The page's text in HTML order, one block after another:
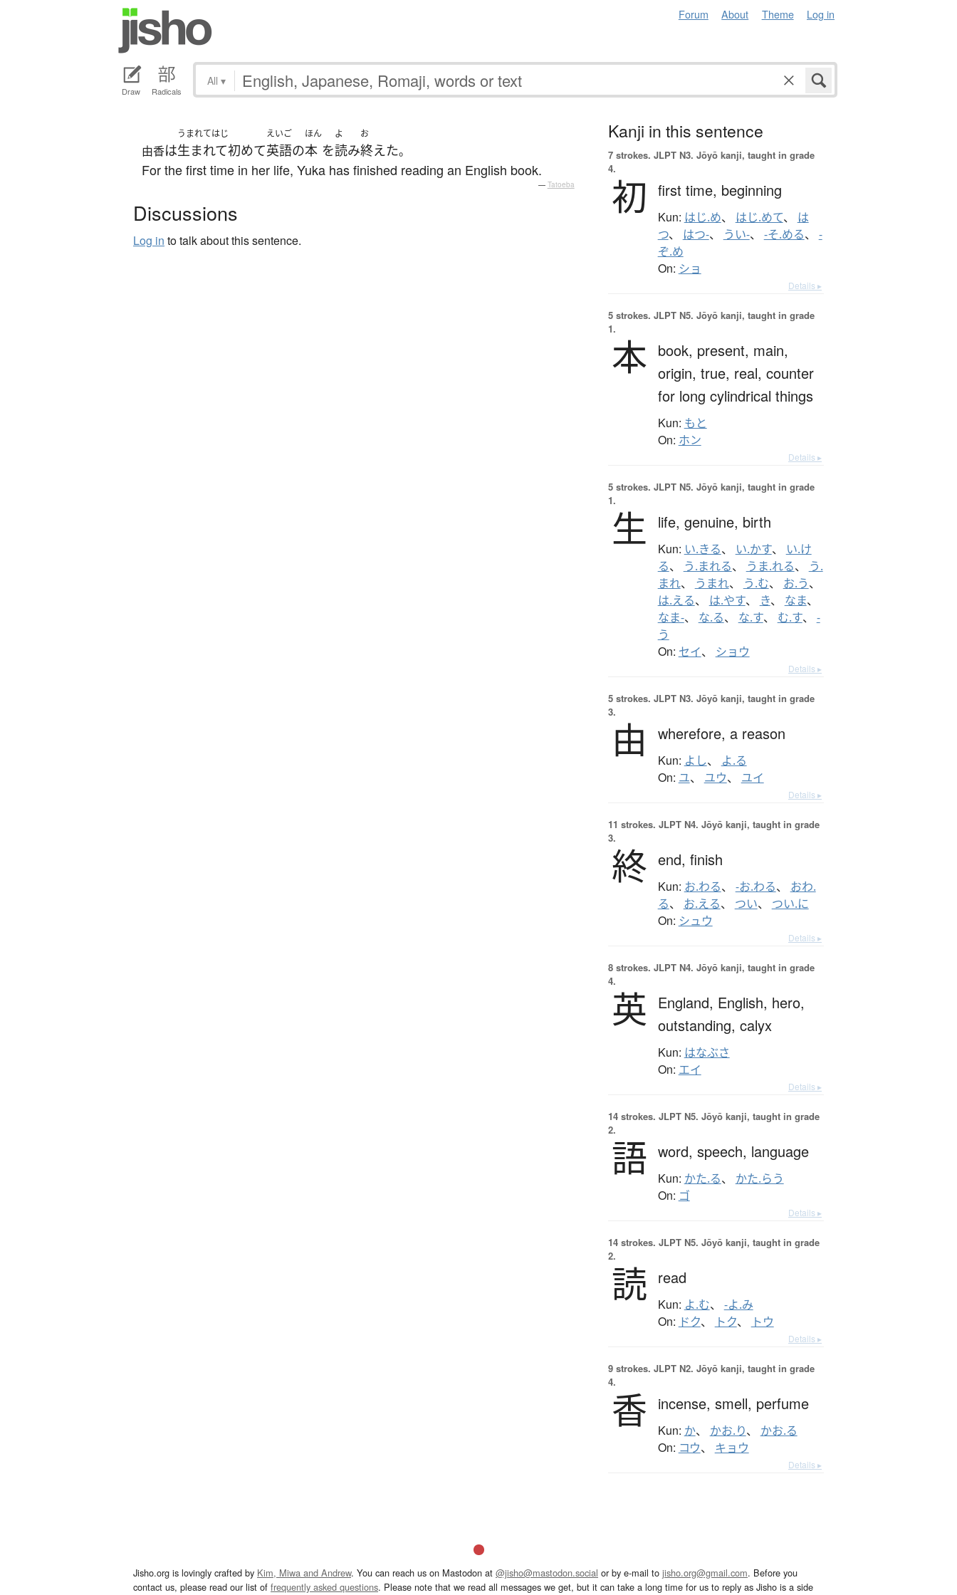
Forum About Theme Log in
Draw Radicals
All ▾
由香は
うまれてはじ
生まれて初めて
えいご
英語の
ほん
本 を
よ
読み
お
終えた。
For the first time in her life, Yuka has finished reading an English book.
— Tatoeba
Discussions
Log in to talk about this sentence.
Kanji in this sentence
7 strokes. JLPT N3. Jōyō kanji, taught in grade
4.
初 first time, beginning
Kun: はじ.め、 はじ.めて、 は
つ、 はつ-、 うい-、 -そ.める、 -
ぞ.め
On: ショ
Details ▸
5 strokes. JLPT N5. Jōyō kanji, taught in grade
1.
本 book, present, main,
origin, true, real, counter
for long cylindrical things
Kun: もと
On: ホン
Details ▸
5 strokes. JLPT N5. Jōyō kanji, taught in grade
1.
生 life, genuine, birth
Kun: い.きる、 い.かす、
い.け
る、 う.まれる、 うま.れる、
う.
まれ、 うまれ、 う.む、 お.う、
は.える、 は.やす、 き、 なま、
なま-、 な.る、 な.す、 む.す、 -
う
On: セイ、 ショウ
Details ▸
5 strokes. JLPT N3. Jōyō kanji, taught in grade
3.
由 wherefore, a reason
Kun: よし、 よ.る
On: ユ、 ユウ、 ユイ
Details ▸
11 strokes. JLPT N4. Jōyō kanji, taught in grade
3.
終 end, finish
Kun: お.わる、 -お.わる、 おわ.
る、 お.える、 つい、 つい.に
On: シュウ
Details ▸
8 strokes. JLPT N4. Jōyō kanji, taught in grade
4.
英 England, English, hero,
outstanding, calyx
Kun: はなぶさ
On: エイ
Details ▸
14 strokes. JLPT N5. Jōyō kanji, taught in grade
2.
語 word, speech, language
Kun: かた.る、 かた.らう
On: ゴ
Details ▸
14 strokes. JLPT N5. Jōyō kanji, taught in grade
2.
読 read
Kun: よ.む、 -よ.み
On: ドク、 トク、 トウ
Details ▸
9 strokes. JLPT N2. Jōyō kanji, taught in grade
4.
香 incense, smell, perfume
Kun: か、 かお.り、 かお.る
On: コウ、 キョウ
Details ▸
Jisho.org is lovingly crafted by Kim, Miwa and Andrew. You can reach us on Mastodon at @jisho@mastodon.social or by e-mail to jisho.org@gmail.com. Before you
contact us, please read our list of frequently asked questions. Please note that we read all messages we get, but it can take a long time for us to reply as Jisho is a side